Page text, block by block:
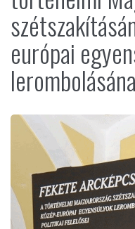
európai